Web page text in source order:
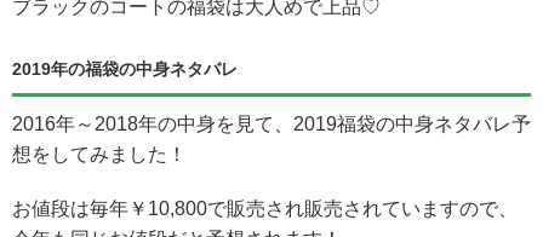
ブラックのコートの福袋は大人めで上品♡
2019年の福袋の中身ネタバレ
2016年～2018年の中身を見て、2019福袋の中身ネタバレ予
想をしてみました！
お値段は毎年￥10,800で販売され販売されていますので、